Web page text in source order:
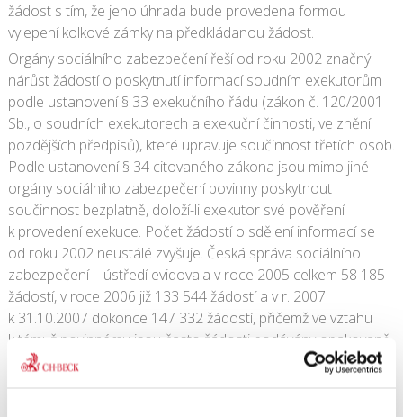
žádost s tím, že jeho úhrada bude provedena formou
vylepení kolkové zámky na předkládanou žádost.
Orgány sociálního zabezpečení řeší od roku 2002 značný
nárůst žádostí o poskytnutí informací soudním exekutorům
podle ustanovení § 33 exekučního řádu (zákon č. 120/2001
Sb., o soudních exekutorech a exekuční činnosti, ve znění
pozdějších předpisů), které upravuje součinnost třetích osob.
Podle ustanovení § 34 citovaného zákona jsou mimo jiné
orgány sociálního zabezpečení povinny poskytnout
součinnost bezplatně, doloží-li exekutor své pověření
k provedení exekuce. Počet žádostí o sdělení informací se
od roku 2002 neustálé zvyšuje. Česká správa sociálního
zabezpečení – ústředí evidovala v roce 2005 celkem 58 185
žádostí, v roce 2006 již 133 544 žádostí a v r. 2007
k 31.10.2007 dokonce 147 332 žádostí, přičemž ve vztahu
k témuž povinnému jsou často žádosti podávány opakovaně.
Podle vlády (zpráva z ledna 2009) je však navrhovaný zákon